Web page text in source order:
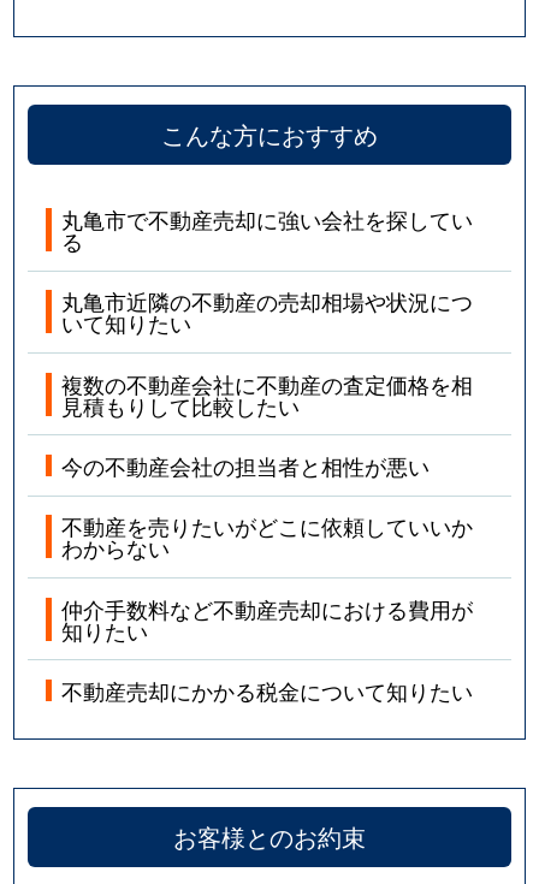
こんな方におすすめ
丸亀市で不動産売却に強い会社を探してい
る
丸亀市近隣の不動産の売却相場や状況につ
いて知りたい
複数の不動産会社に不動産の査定価格を相
見積もりして比較したい
今の不動産会社の担当者と相性が悪い
不動産を売りたいがどこに依頼していいか
わからない
仲介手数料など不動産売却における費用が
知りたい
不動産売却にかかる税金について知りたい
お客様とのお約束